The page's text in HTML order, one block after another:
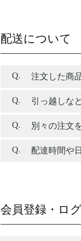
配送について
注文した商
引っ越しな
別々の注文
配達時間や
会員登録・ロ